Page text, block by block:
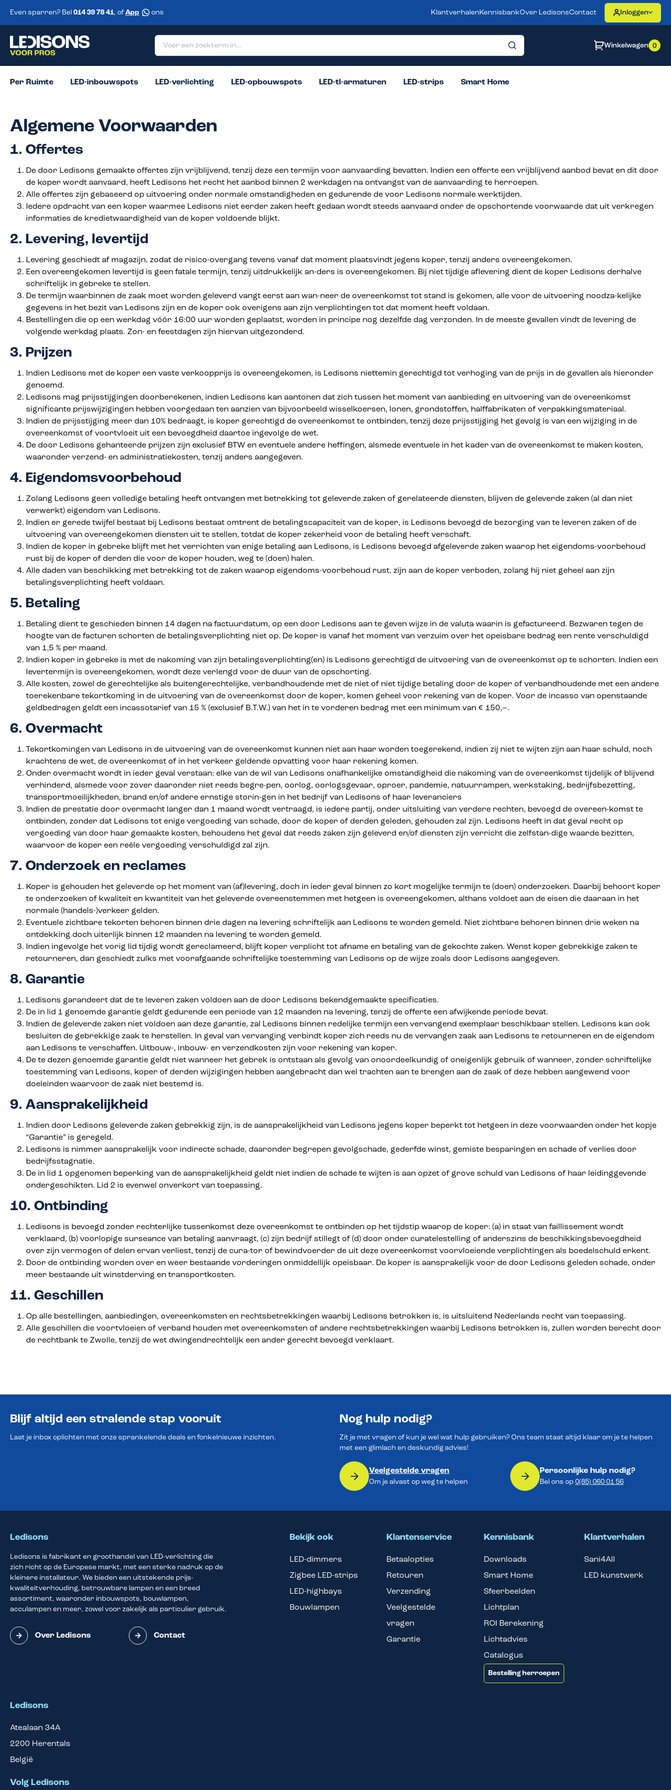
Ga naar de hoofdnavigatie
Even sparren? Bel 014 39 78 41, of App ons Klantverhalen KennisbankOver LedisonsContact Inloggen
Winkelwagen 0
Per Ruimte LED-inbouwspots LED-verlichting LED-opbouwspots LED-tl-armaturen LED-strips Smart Home
Algemene Voorwaarden
1. Offertes
De door Ledisons gemaakte offertes zijn vrijblijvend, tenzij deze een termijn voor aanvaarding bevatten. Indien een offerte een vrijblijvend aanbod bevat en dit door
de koper wordt aanvaard, heeft Ledisons het recht het aanbod binnen 2 werkdagen na ontvangst van de aanvaarding te herroepen.
Alle offertes zijn gebaseerd op uitvoering onder normale omstandigheden en gedurende de voor Ledisons normale werktijden.
Iedere opdracht van een koper waarmee Ledisons niet eerder zaken heeft gedaan wordt steeds aanvaard onder de opschortende voorwaarde dat uit verkregen
informaties de kredietwaardigheid van de koper voldoende blijkt.
2. Levering, levertijd
Levering geschiedt af magazijn, zodat de risico-overgang tevens vanaf dat moment plaatsvindt jegens koper, tenzij anders overeengekomen.
Een overeengekomen levertijd is geen fatale termijn, tenzij uitdrukkelijk an-ders is overeengekomen. Bij niet tijdige aflevering dient de koper Ledisons derhalve
schriftelijk in gebreke te stellen.
De termijn waarbinnen de zaak moet worden geleverd vangt eerst aan wan-neer de overeenkomst tot stand is gekomen, alle voor de uitvoering noodza-kelijke
gegevens in het bezit van Ledisons zijn en de koper ook overigens aan zijn verplichtingen tot dat moment heeft voldaan.
Bestellingen die op een werkdag vóór 16:00 uur worden geplaatst, worden in principe nog dezelfde dag verzonden. In de meeste gevallen vindt de levering de
volgende werkdag plaats. Zon- en feestdagen zijn hiervan uitgezonderd.
3. Prijzen
Indien Ledisons met de koper een vaste verkoopprijs is overeengekomen, is Ledisons niettemin gerechtigd tot verhoging van de prijs in de gevallen als hieronder
genoemd.
Ledisons mag prijsstijgingen doorberekenen, indien Ledisons kan aantonen dat zich tussen het moment van aanbieding en uitvoering van de overeenkomst
significante prijswijzigingen hebben voorgedaan ten aanzien van bijvoorbeeld wisselkoersen, lonen, grondstoffen, halffabrikaten of verpakkingsmateriaal.
Indien de prijsstijging meer dan 10% bedraagt, is koper gerechtigd de overeenkomst te ontbinden, tenzij deze prijsstijging het gevolg is van een wijziging in de
overeenkomst of voortvloeit uit een bevoegdheid daartoe ingevolge de wet.
De door Ledisons gehanteerde prijzen zijn exclusief BTW en eventuele andere heffingen, alsmede eventuele in het kader van de overeenkomst te maken kosten,
waaronder verzend- en administratiekosten, tenzij anders aangegeven.
4. Eigendomsvoorbehoud
Zolang Ledisons geen volledige betaling heeft ontvangen met betrekking tot geleverde zaken of gerelateerde diensten, blijven de geleverde zaken (al dan niet
verwerkt) eigendom van Ledisons.
Indien er gerede twijfel bestaat bij Ledisons bestaat omtrent de betalingscapaciteit van de koper, is Ledisons bevoegd de bezorging van te leveren zaken of de
uitvoering van overeengekomen diensten uit te stellen, totdat de koper zekerheid voor de betaling heeft verschaft.
Indien de koper in gebreke blijft met het verrichten van enige betaling aan Ledisons, is Ledisons bevoegd afgeleverde zaken waarop het eigendoms-voorbehoud
rust bij de koper of derden die voor de koper houden, weg te (doen) halen.
Alle daden van beschikking met betrekking tot de zaken waarop eigendoms-voorbehoud rust, zijn aan de koper verboden, zolang hij niet geheel aan zijn
betalingsverplichting heeft voldaan.
5. Betaling
Betaling dient te geschieden binnen 14 dagen na factuurdatum, op een door Ledisons aan te geven wijze in de valuta waarin is gefactureerd. Bezwaren tegen de
hoogte van de facturen schorten de betalingsverplichting niet op. De koper is vanaf het moment van verzuim over het opeisbare bedrag een rente verschuldigd
van 1,5 % per maand.
Indien koper in gebreke is met de nakoming van zijn betalingsverplichting(en) is Ledisons gerechtigd de uitvoering van de overeenkomst op te schorten. Indien een
levertermijn is overeengekomen, wordt deze verlengd voor de duur van de opschorting.
Alle kosten, zowel de gerechtelijke als buitengerechtelijke, verbandhoudende met de niet of niet tijdige betaling door de koper of verbandhoudende met een andere
toerekenbare tekortkoming in de uitvoering van de overeenkomst door de koper, komen geheel voor rekening van de koper. Voor de incasso van openstaande
geldbedragen geldt een incassotarief van 15 % (exclusief B.T.W.) van het in te vorderen bedrag met een minimum van € 150,–.
6. Overmacht
Tekortkomingen van Ledisons in de uitvoering van de overeenkomst kunnen niet aan haar worden toegerekend, indien zij niet te wijten zijn aan haar schuld, noch
krachtens de wet, de overeenkomst of in het verkeer geldende opvatting voor haar rekening komen.
Onder overmacht wordt in ieder geval verstaan: elke van de wil van Ledisons onafhankelijke omstandigheid die nakoming van de overeenkomst tijdelijk of blijvend
verhinderd, alsmede voor zover daaronder niet reeds begre-pen, oorlog, oorlogsgevaar, oproer, pandemie, natuurrampen, werkstaking, bedrijfsbezetting,
transportmoeilijkheden, brand en/of andere ernstige storin-gen in het bedrijf van Ledisons of haar leveranciers
Indien de prestatie door overmacht langer dan 1 maand wordt vertraagd, is iedere partij, onder uitsluiting van verdere rechten, bevoegd de overeen-komst te
ontbinden, zonder dat Ledisons tot enige vergoeding van schade, door de koper of derden geleden, gehouden zal zijn. Ledisons heeft in dat geval recht op
vergoeding van door haar gemaakte kosten, behoudens het geval dat reeds zaken zijn geleverd en/of diensten zijn verricht die zelfstan-dige waarde bezitten,
waarvoor de koper een reële vergoeding verschuldigd zal zijn.
7. Onderzoek en reclames
Koper is gehouden het geleverde op het moment van (af)levering, doch in ieder geval binnen zo kort mogelijke termijn te (doen) onderzoeken. Daarbij behoort koper
te onderzoeken of kwaliteit en kwantiteit van het geleverde overeenstemmen met hetgeen is overeengekomen, althans voldoet aan de eisen die daaraan in het
normale (handels-)verkeer gelden.
Eventuele zichtbare tekorten behoren binnen drie dagen na levering schriftelijk aan Ledisons te worden gemeld. Niet zichtbare behoren binnen drie weken na
ontdekking doch uiterlijk binnen 12 maanden na levering te worden gemeld.
Indien ingevolge het vorig lid tijdig wordt gereclameerd, blijft koper verplicht tot afname en betaling van de gekochte zaken. Wenst koper gebrekkige zaken te
retourneren, dan geschiedt zulks met voorafgaande schriftelijke toestemming van Ledisons op de wijze zoals door Ledisons aangegeven.
8. Garantie
Ledisons garandeert dat de te leveren zaken voldoen aan de door Ledisons bekendgemaakte specificaties.
De in lid 1 genoemde garantie geldt gedurende een periode van 12 maanden na levering, tenzij de offerte een afwijkende periode bevat.
Indien de geleverde zaken niet voldoen aan deze garantie, zal Ledisons binnen redelijke termijn een vervangend exemplaar beschikbaar stellen. Ledisons kan ook
besluiten de gebrekkige zaak te herstellen. In geval van vervanging verbindt koper zich reeds nu de vervangen zaak aan Ledisons te retourneren en de eigendom
aan Ledisons te verschaffen. Uitbouw-, inbouw- en verzendkosten zijn voor rekening van koper.
De te dezen genoemde garantie geldt niet wanneer het gebrek is ontstaan als gevolg van onoordeelkundig of oneigenlijk gebruik of wanneer, zonder schriftelijke
toestemming van Ledisons, koper of derden wijzigingen hebben aangebracht dan wel trachten aan te brengen aan de zaak of deze hebben aangewend voor
doeleinden waarvoor de zaak niet bestemd is.
9. Aansprakelijkheid
Indien door Ledisons geleverde zaken gebrekkig zijn, is de aansprakelijkheid van Ledisons jegens koper beperkt tot hetgeen in deze voorwaarden onder het kopje
“Garantie” is geregeld.
Ledisons is nimmer aansprakelijk voor indirecte schade, daaronder begrepen gevolgschade, gederfde winst, gemiste besparingen en schade of verlies door
bedrijfsstagnatie.
De in lid 1 opgenomen beperking van de aansprakelijkheid geldt niet indien de schade te wijten is aan opzet of grove schuld van Ledisons of haar leidinggevende
ondergeschikten. Lid 2 is evenwel onverkort van toepassing.
10. Ontbinding
Ledisons is bevoegd zonder rechterlijke tussenkomst deze overeenkomst te ontbinden op het tijdstip waarop de koper: (a) in staat van faillissement wordt
verklaard, (b) voorlopige surseance van betaling aanvraagt, (c) zijn bedrijf stillegt of (d) door onder curatelestelling of anderszins de beschikkingsbevoegdheid
over zijn vermogen of delen ervan verliest, tenzij de cura-tor of bewindvoerder de uit deze overeenkomst voorvloeiende verplichtingen als boedelschuld erkent.
Door de ontbinding worden over en weer bestaande vorderingen onmiddellijk opeisbaar. De koper is aansprakelijk voor de door Ledisons geleden schade, onder
meer bestaande uit winstderving en transportkosten.
11. Geschillen
Op alle bestellingen, aanbiedingen, overeenkomsten en rechtsbetrekkingen waarbij Ledisons betrokken is, is uitsluitend Nederlands recht van toepassing.
Alle geschillen die voortvloeien of verband houden met overeenkomsten of andere rechtsbetrekkingen waarbij Ledisons betrokken is, zullen worden berecht door
de rechtbank te Zwolle, tenzij de wet dwingendrechtelijk een ander gerecht bevoegd verklaart.
Blijf altijd een stralende stap vooruit
Laat je inbox oplichten met onze sprankelende deals en fonkelnieuwe inzichten.
Nog hulp nodig?
Zit je met vragen of kun je wel wat hulp gebruiken? Ons team staat altijd klaar om je te helpen
met een glimlach en deskundig advies!
Veelgestelde vragen
Om je alvast op weg te helpen
Persoonlijke hulp nodig?
Bel ons op 0(85) 060 01 56
Ledisons
Ledisons is fabrikant en groothandel van LED-verlichting die
zich richt op de Europese markt, met een sterke nadruk op de
kleinere installateur. We bieden een uitstekende prijs-
kwaliteitverhouding, betrouwbare lampen en een breed
assortiment, waaronder inbouwspots, bouwlampen,
acculampen en meer, zowel voor zakelijk als particulier gebruik.
Over Ledisons Contact
Bekijk ook
LED-dimmers
Zigbee LED-strips
LED-highbays
Bouwlampen
Klantenservice
Betaalopties
Retouren
Verzending
Veelgestelde
vragen
Garantie
Kennisbank
Downloads
Smart Home
Sfeerbeelden
Lichtplan
ROI Berekening
Lichtadvies
Catalogus
Bestelling herroepen
Klantverhalen
Sani4All
LED kunstwerk
Ledisons
Atealaan 34A
2200 Herentals
België
Volg Ledisons